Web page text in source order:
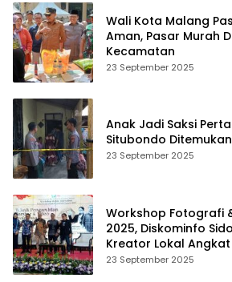
Wali Kota Malang
Aman, Pasar Murah
Kecamatan
23 September 2025
Anak Jadi Saksi
Situbondo
23 September 2025
Workshop Fotografi
2025, Diskominfo
Kreator Lokal
Budaya
23 September 2025